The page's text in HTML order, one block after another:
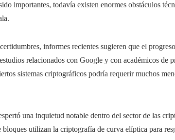
importantes, todavía existen enormes obstáculos
informes recientes sugieren que el
relacionados con Google y con académicos de
sistemas criptográficos podría requerir muchos
una inquietud notable dentro del sector de las
bloques utilizan la criptografía de curva elíptica para